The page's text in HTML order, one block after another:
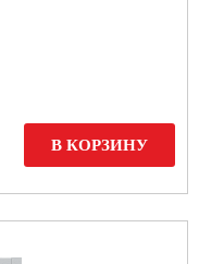
В КОРЗИНУ